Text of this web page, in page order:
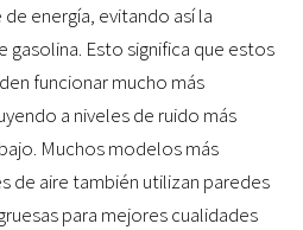
energía, evitando así la
gasolina. Esto significa que estos
funcionar mucho más
a niveles de ruido más
Muchos modelos más
de aire también utilizan paredes
para mejores cualidades